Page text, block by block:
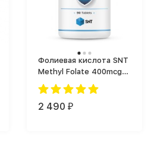
Фолиевая кислота SNT
Methyl Folate 400mcg
(90)
2 490 ₽